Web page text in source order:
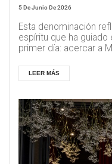
5 De Junio De 2026
Esta denominación
espíritu que ha
primer día: acercar a
LEER MÁS